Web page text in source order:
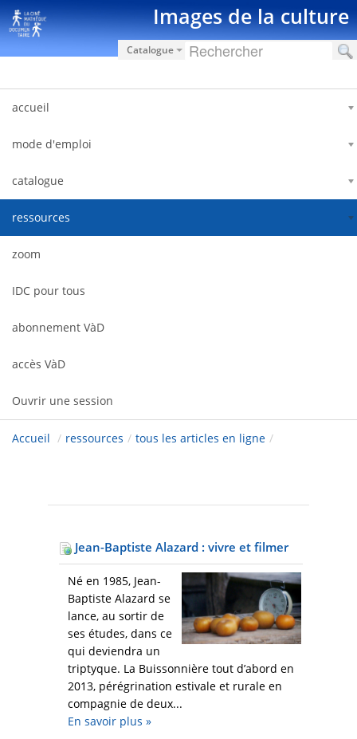
Saut au contenu Images de la culture
Catalogue
accueil
mode d'emploi
catalogue
ressources
zoom
IDC pour tous
abonnement VàD
accès VàD
Ouvrir une session
Accueil / ressources / tous les articles en ligne /
Jean-Baptiste Alazard : vivre et filmer
Né en 1985, Jean-
Baptiste Alazard se
lance, au sortir de
ses études, dans ce
qui deviendra un
triptyque. La Buissonnière tout d’abord en
2013, pérégrination estivale et rurale en
compagnie de deux...
En savoir plus »